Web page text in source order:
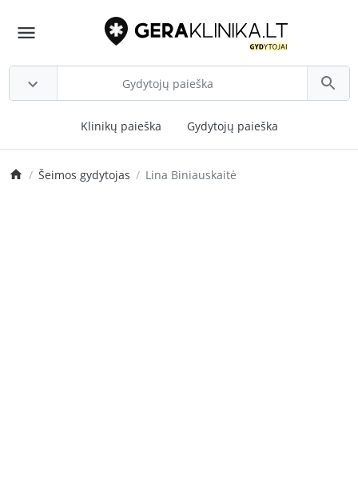
Klinikų paieška Gydytojų paieška
Šeimos gydytojas Lina Biniauskaitė